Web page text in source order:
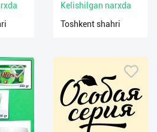
Kelishilgan narxda
Toshkent shahri